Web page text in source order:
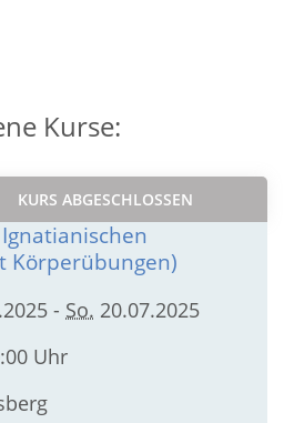
Kurse:
KURS ABGESCHLOSSEN
Körperübungen)
- So. 20.07.2025
Uhr